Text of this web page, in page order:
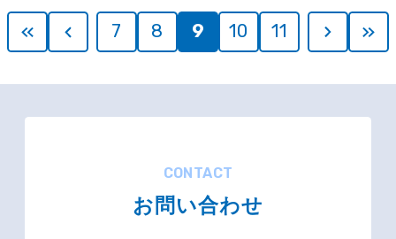
7 8 9 10 11
CONTACT
お問い合わせ